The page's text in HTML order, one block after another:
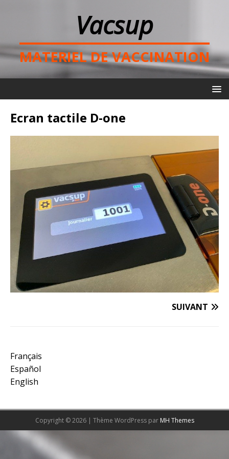
Vacsup
MATERIEL DE VACCINATION
Ecran tactile D-one
SUIVANT
Français
Español
English
Copyright © 2026 | Thème WordPress par MH Themes